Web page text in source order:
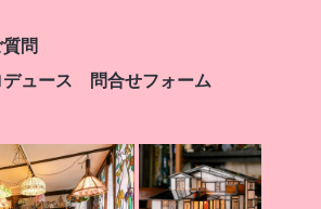
問
デュース 問合せフォーム